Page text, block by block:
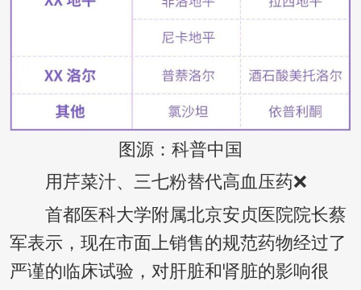
图源：科普中国
用芹菜汁、三七粉替代高血压药❌
首都医科大学附属北京安贞医院院长蔡
军表示，现在市面上销售的规范药物经过了
严谨的临床试验，对肝脏和肾脏的影响很